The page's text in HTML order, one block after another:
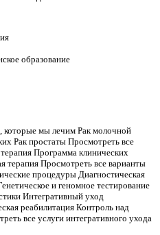
образование
мы лечим Рак молочной
Рак простаты Просмотреть все
Программа клинических
терапия Просмотреть все варианты
процедуры Диагностическая
и геномное тестирование
Интегративный уход
реабилитация Контроль над
все услуги интегративного ухода